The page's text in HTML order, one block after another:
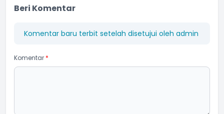
Beri Komentar
Komentar baru terbit setelah disetujui oleh admin
Komentar *